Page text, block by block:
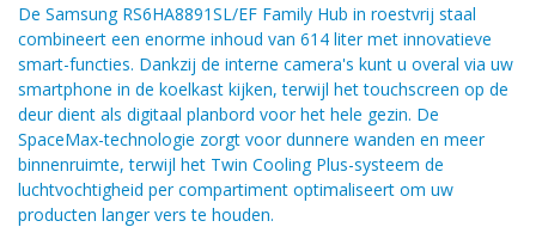
De Samsung RS6HA8891SL/EF Family Hub in roestvrij staal
combineert een enorme inhoud van 614 liter met innovatieve
smart-functies. Dankzij de interne camera's kunt u overal via uw
smartphone in de koelkast kijken, terwijl het touchscreen op de
deur dient als digitaal planbord voor het hele gezin. De
SpaceMax-technologie zorgt voor dunnere wanden en meer
binnenruimte, terwijl het Twin Cooling Plus-systeem de
luchtvochtigheid per compartiment optimaliseert om uw
producten langer vers te houden.